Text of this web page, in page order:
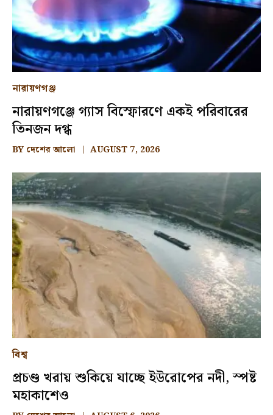
নারায়ণগঞ্জ
নারায়ণগঞ্জে গ্যাস বিস্ফোরণে একই পরিবারের
তিনজন দগ্ধ
BY দেশের আলো AUGUST 7, 2026
বিশ্ব
প্রচণ্ড খরায় শুকিয়ে যাচ্ছে ইউরোপের নদী, স্পষ্ট
মহাকাশেও